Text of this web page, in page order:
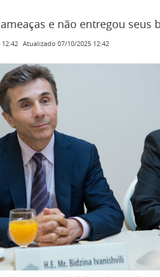
e não entregou seus
Atualizado 07/10/2025 12:42